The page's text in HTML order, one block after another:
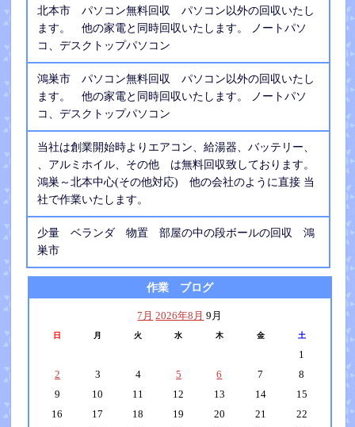
北本市 パソコン無料回収 パソコン以外の回収いたし
ます。 他の家電と同時回収いたします。 ノートパソ
コ、デスクトップパソコン
鴻巣市 パソコン無料回収 パソコン以外の回収いたし
ます。 他の家電と同時回収いたします。 ノートパソ
コ、デスクトップパソコン
当社は創業開始時よりエアコン、給湯器、バッテリー、
、アルミホイル、その他 は無料回収致しております。
鴻巣～北本中心(その他対応) 他の会社のように直接 当
社で作業いたします。
少量 ベランダ 物置 部屋の中の段ボールの回収 鴻
巣市
作業 ブログ
7月 2026年8月 9月
日 月 火 水 木 金 土
1
2
3 4 5 6 7
8
9
10 11 12 13 14
15
16
17 18 19 20 21
22